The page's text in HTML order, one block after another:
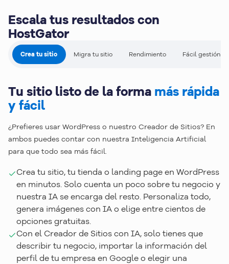
Escala tus resultados con
HostGator
Crea tu sitio Migra tu sitio Rendimiento Fácil gestión
Tu sitio listo de la forma más rápida
y fácil
¿Prefieres usar WordPress o nuestro Creador de Sitios? En
ambos puedes contar con nuestra Inteligencia Artificial
para que todo sea más fácil.
Crea tu sitio, tu tienda o landing page en WordPress
en minutos. Solo cuenta un poco sobre tu negocio y
nuestra IA se encarga del resto. Personaliza todo,
genera imágenes con IA o elige entre cientos de
opciones gratuitas.
Con el Creador de Sitios con IA, solo tienes que
describir tu negocio, importar la información del
perfil de tu empresa en Google o elegir una